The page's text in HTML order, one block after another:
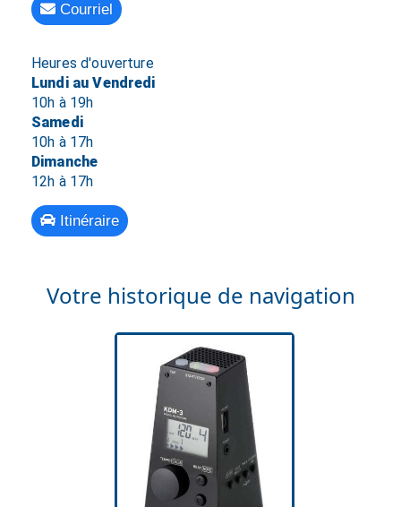
Courriel
Heures d'ouverture
Lundi au Vendredi
10h à 19h
Samedi
10h à 17h
Dimanche
12h à 17h
Itinéraire
Votre historique de navigation